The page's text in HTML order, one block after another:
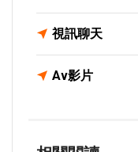
視訊聊天
Av影片